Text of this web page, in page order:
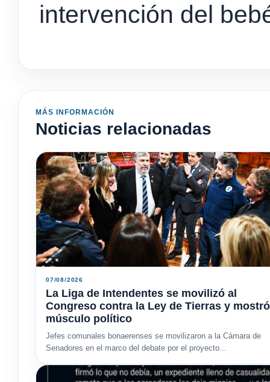
intervención del
MÁS INFORMACIÓN
Noticias relacionadas
07/08/2026
La Liga de Intendentes se movilizó al
Congreso contra la Ley de Tierras y mostró
músculo político
Jefes comunales bonaerenses se movilizaron a la Cámara de
Senadores en el marco del debate por el proyecto...